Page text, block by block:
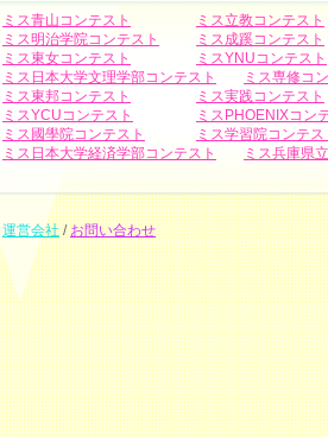
ミス青山コンテスト ミス立教コンテスト
ミス明治学院コンテスト
ミス成蹊コンテスト
ミス東女コンテスト
ミスYNUコンテスト
ミス日本大学文理学部コンテスト
ミス専修コ
ミス東邦コンテスト
ミス実践コンテスト
ミスYCUコンテスト
ミスPHOENIXコン
ミス國學院コンテスト
ミス学習院コンテス
ミス日本大学経済学部コンテスト
ミス兵庫県
運営会社/お問い合わせ